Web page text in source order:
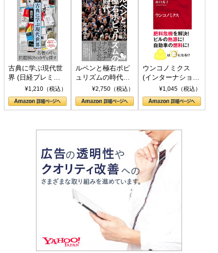
古典に学ぶ現代世
界 (日経プレミア
シリーズ)¥1,210（税込）
ルペンと極右ポピ
ュリズムの時代：
〈ヤヌス〉の二つ
の顔
¥2,750（税込）
ウンコノミクス
(インターナショナ
ル新書)¥1,045（税込）